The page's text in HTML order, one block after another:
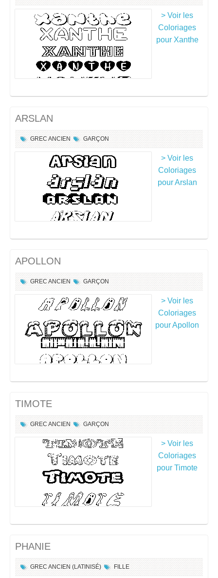
> Voir les
Coloriages
pour Xanthe
ARSLAN
GREC ANCIEN GARÇON
> Voir les
Coloriages
pour Arslan
APOLLON
GREC ANCIEN GARÇON
> Voir les
Coloriages
pour Apollon
TIMOTE
GREC ANCIEN GARÇON
> Voir les
Coloriages
pour Timote
PHANIE
GREC ANCIEN (LATINISÉ) FILLE